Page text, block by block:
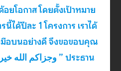
ยโอกาส โดยตั้งเป้าหมาย
นี้ได้ปีละ 1 โครงการ เราได้
อบนอย่างดี จึงขอขอบคุณ